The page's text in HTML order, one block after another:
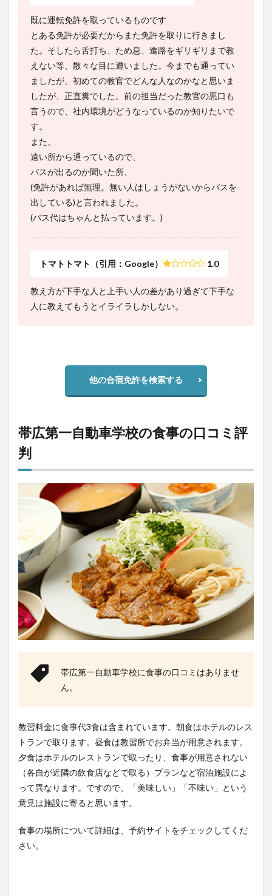
既に運転免許を取っているものです
とある免許が必要だからまた免許を取りに行きまし
た。そしたら舌打ち、ため息、進路をギリギリまで教
えない等、散々な目に遭いました。今までも通ってい
ましたが、初めての教官でどんな人なのかなと思いま
したが、正直糞でした。前の担当だった教官の悪口も
言うので、社内環境がどうなっているのか知りたいで
す。
また、
遠い所から通っているので、
バスが出るのか聞いた所、
(免許があれば無理。無い人はしょうがないからバスを
出している)と言われました。
(バス代はちゃんと払っています。)
トマトトマト（引用：Google） 1.0
教え方が下手な人と上手い人の差があり過ぎて下手な
人に教えてもうとイライラしかしない。
他の合宿免許を検索する
帯広第一自動車学校の食事の口コミ評
判
帯広第一自動車学校に食事の口コミはありませ
ん。
教習料金に食事代3食は含まれています。朝食はホテルのレス
トランで取ります。昼食は教習所でお弁当が用意されます。
夕食はホテルのレストランで取ったり、食事が用意されない
（各自が近隣の飲食店などで取る）プランなど宿泊施設によ
って異なります。ですので、「美味しい」「不味い」という
意見は施設に寄ると思います。
食事の場所について詳細は、予約サイトをチェックしてくだ
さい。